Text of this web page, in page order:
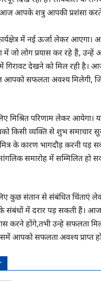
आपके शत्रु आपकी प्रशंसा
में नई ऊर्जा लेकर
में जो लोग प्रयास कर रहे हैं,
गिरावट देखने को मिल रही
सफलता अवश्य मिलेगी,
परिणाम लेकर आयेगा।
किसी व्यक्ति से शुभ समाचार
के कारण भागदौड़ करनी पड़
समारोह में सम्मिलित
कुछ संतान से संबंधित चिंताएं
में दरार पड़ सकती हैं। आज
करने होंगे,तभी उन्हे सफलता
आपको सफलता अवश्य प्राप्त